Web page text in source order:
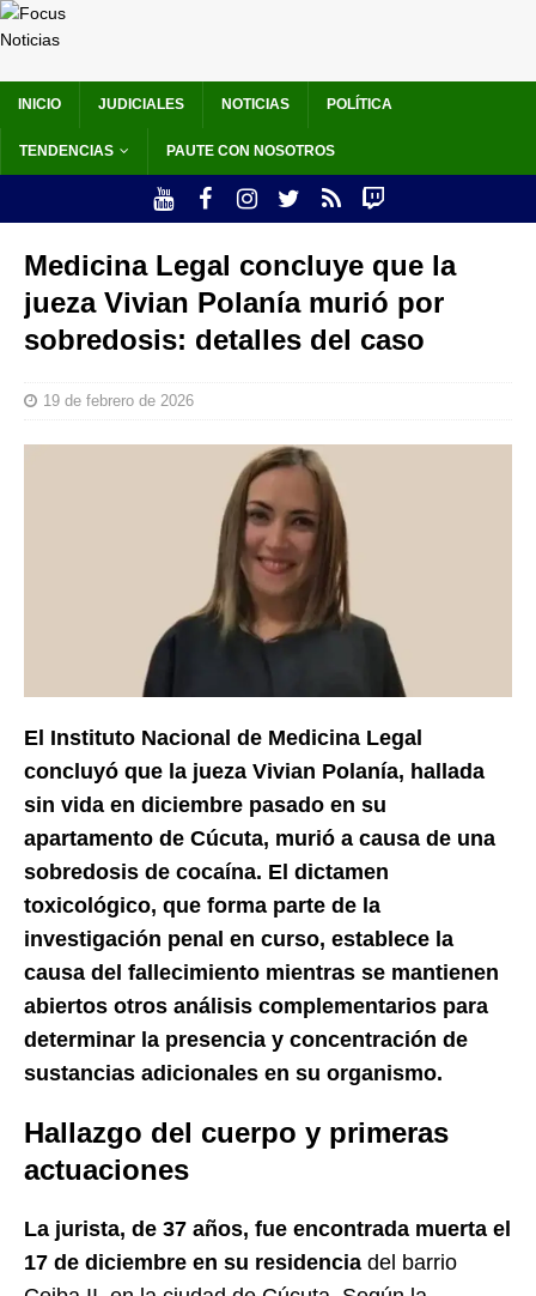
INICIO JUDICIALES NOTICIAS POLÍTICA
TENDENCIAS PAUTE CON NOSOTROS
Medicina Legal concluye que la
jueza Vivian Polanía murió por
sobredosis: detalles del caso
19 de febrero de 2026
El Instituto Nacional de Medicina Legal
concluyó que la jueza Vivian Polanía, hallada
sin vida en diciembre pasado en su
apartamento de Cúcuta, murió a causa de una
sobredosis de cocaína. El dictamen
toxicológico, que forma parte de la
investigación penal en curso, establece la
causa del fallecimiento mientras se mantienen
abiertos otros análisis complementarios para
determinar la presencia y concentración de
sustancias adicionales en su organismo.
Hallazgo del cuerpo y primeras
actuaciones
La jurista, de 37 años, fue encontrada muerta el
17 de diciembre en su residencia del barrio